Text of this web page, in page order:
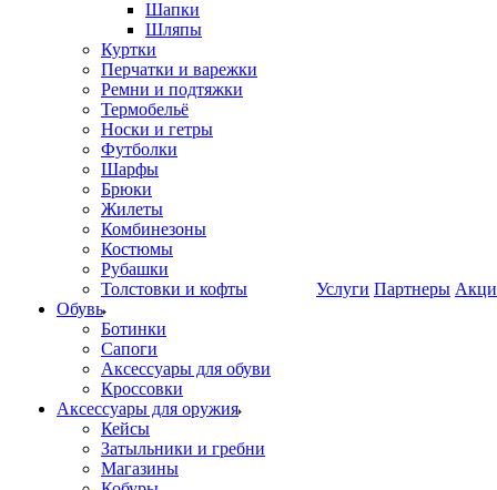
Шапки
Шляпы
Куртки
Перчатки и варежки
Ремни и подтяжки
Термобельё
Носки и гетры
Футболки
Шарфы
Брюки
Жилеты
Комбинезоны
Костюмы
Рубашки
Толстовки и кофты
Обувь
Ботинки
Сапоги
Аксессуары для обуви
Кроссовки
Аксессуары для оружия
Кейсы
Затыльники и гребни
Магазины
Услуги Партнеры